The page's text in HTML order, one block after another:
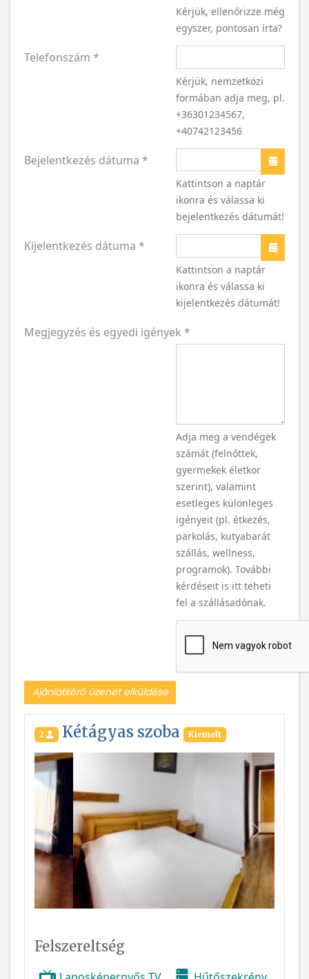
Kérjük, ellenőrizze még
egyszer, pontosan írta?
Telefonszám *
Kérjük, nemzetközi
formában adja meg, pl.
+36301234567,
+40742123456
Bejelentkezés dátuma *
Naptár
Kattintson a naptár
ikonra és válassa ki
bejelentkezés dátumát!
Kijelentkezés dátuma *
Naptár
Kattintson a naptár
ikonra és válassa ki
kijelentkezés dátumát!
Megjegyzés és egyedi igények *
Adja meg a vendégek
számát (felnőttek,
gyermekek életkor
szerint), valamint
esetleges különleges
igényeit (pl. étkezés,
parkolás, kutyabarát
szállás, wellness,
programok). További
kérdéseit is itt teheti
fel a szállásadónak.
Ajánlatkérő üzenet elküldése
2 Kétágyas szoba Kiemelt
Vissza
Felszereltség